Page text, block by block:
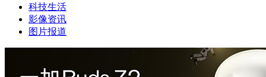
科技生活
影像资讯
图片报道